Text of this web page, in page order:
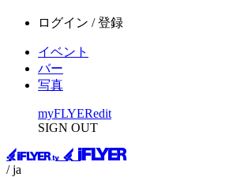
ログイン / 登録
イベント
バー
写真
myFLYERedit
SIGN OUT
/ ja